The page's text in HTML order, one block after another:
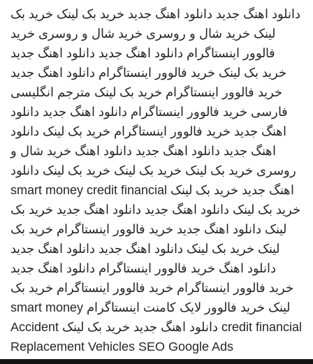
دانلود اهنگ جدید دانلود اهنگ جدید خرید بک لینک خرید بک
لینک خرید شال و روسری خرید شال و روسری خرید
فالوور اینستاگرام دانلود اهنگ جدید دانلود اهنگ جدید
خرید بک لینک خرید فالوور اینستاگرام دانلود اهنگ جدید
خرید فالوور اینستاگرام خرید بک لینک مترجم انگلیسی
فارسی خرید فالوور اینستاگرام دانلود اهنگ جدید دانلود
اهنگ جدید خرید فالوور اینستاگرام خرید بک لینک دانلود
اهنگ جدید دانلود اهنگ جدید دانلود اهنگ خرید شال و
روسری خرید بک لینک خرید بک لینک خرید بک لینک دانلود
اهنگ جدید خرید بک لینک smart money credit financial
خرید بک لینک دانلود اهنگ جدید دانلود اهنگ جدید خرید بک
لینک دانلود اهنگ جدید خرید فالوور اینستاگرام خرید بک
لینک خرید بک لینک دانلود اهنگ جدید دانلود اهنگ جدید
دانلود اهنگ خرید فالوور اینستاگرام دانلود اهنگ جدید
خرید فالوور اینستاگرام خرید فالوور اینستاگرام خرید بک
لینک خرید فالوور لایک کامنت اینستاگرام smart money
credit financial دانلود اهنگ جدید خرید بک لینک Accident
Replacement Vehicles SEO Google Ads